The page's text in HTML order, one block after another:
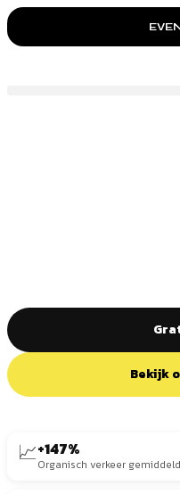
Bekijk
📈+147%
Organisch verkeer gemiddeld